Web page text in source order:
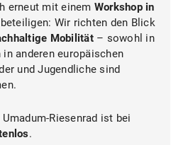
erneut mit einem Workshop in
beteiligen: Wir richten den Blick
Mobilität – sowohl in
anderen europäischen
und Jugendliche sind
Riesenrad ist bei
.